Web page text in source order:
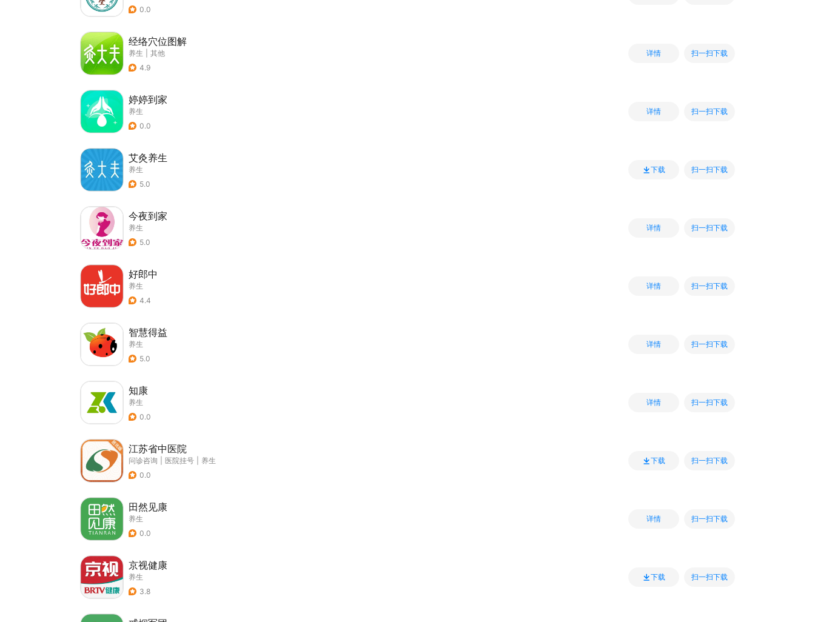
0.0
经络穴位图解
养生
其他
4.9
详情 扫一扫下载
婷婷到家
养生
0.0
详情 扫一扫下载
艾灸养生
养生
5.0
下载 扫一扫下载
今夜到家
养生
5.0
详情 扫一扫下载
好郎中
养生
4.4
详情 扫一扫下载
智慧得益
养生
5.0
详情 扫一扫下载
知康
养生
0.0
详情 扫一扫下载
江苏省中医院
问诊咨询 医院挂号
养生
0.0
下载 扫一扫下载
田然见康
养生
0.0
详情 扫一扫下载
京视健康
养生
3.8
下载 扫一扫下载